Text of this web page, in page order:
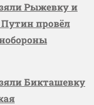
Рыжевку и
провёл
Бикташевку